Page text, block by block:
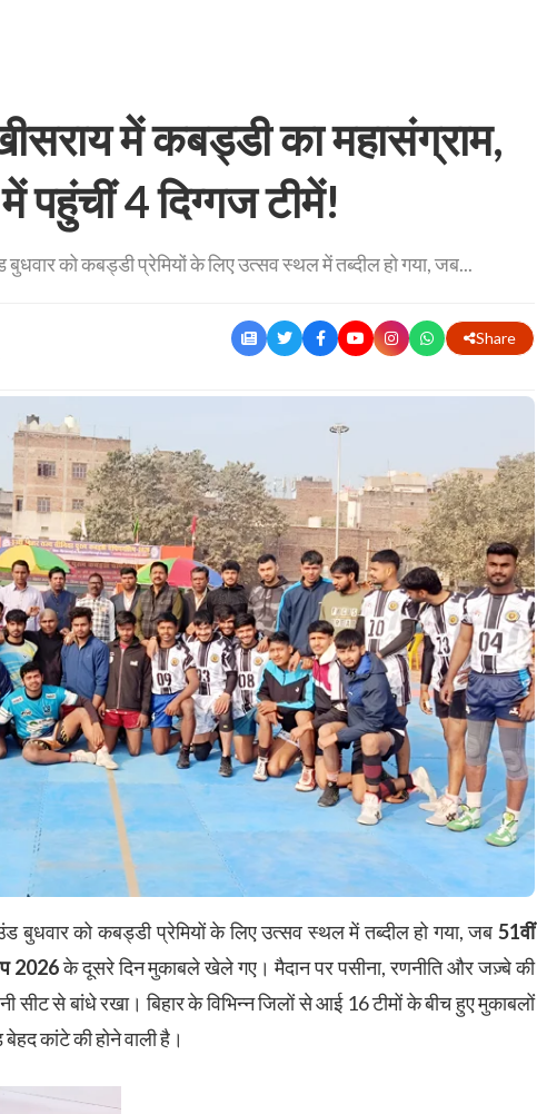
में कबड्डी का महासंग्राम,
4 दिग्गज टीमें!
को कबड्डी प्रेमियों के लिए उत्सव स्थल में तब्दील हो गया, जब...
Share
को कबड्डी प्रेमियों के लिए उत्सव स्थल में तब्दील हो गया, जब 51वीं
2026के दूसरे दिन मुकाबले खेले गए। मैदान पर पसीना, रणनीति और जज़्बे की
सीट से बांधे रखा। बिहार के विभिन्न जिलों से आई 16 टीमों के बीच हुए मुकाबलों
कांटे की होने वाली है।